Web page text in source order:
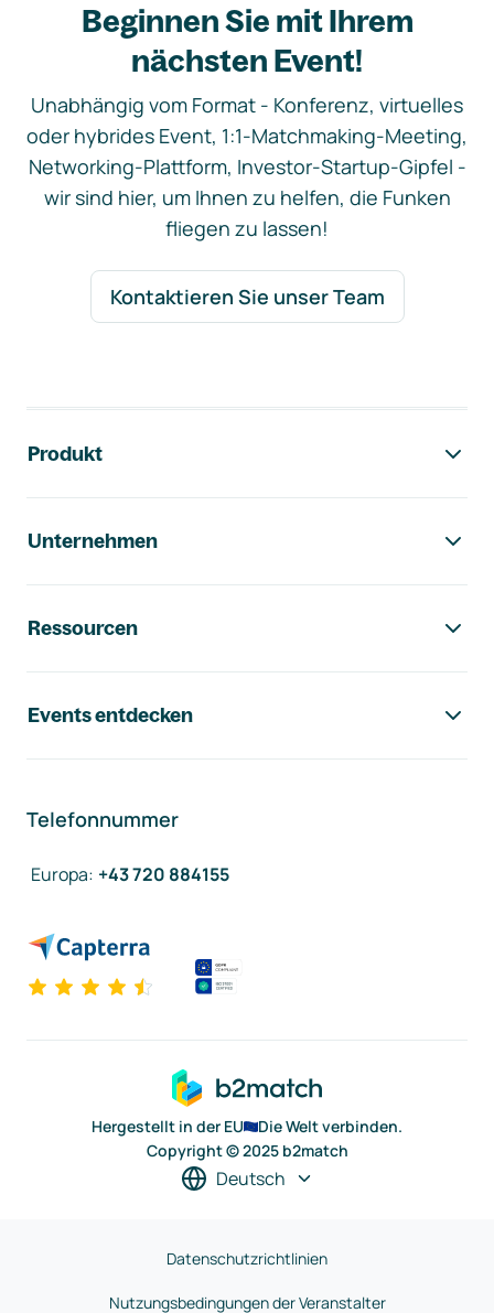
Beginnen Sie mit Ihrem
nächsten Event!
Unabhängig vom Format - Konferenz, virtuelles
oder hybrides Event, 1:1-Matchmaking-Meeting,
Networking-Plattform, Investor-Startup-Gipfel -
wir sind hier, um Ihnen zu helfen, die Funken
fliegen zu lassen!
Kontaktieren Sie unser Team
Produkt
Unternehmen
Ressourcen
Events entdecken
Telefonnummer
Europa: +43 720 884155
Hergestellt in der EU
Die Welt verbinden.
Copyright © 2025 b2match
Deutsch
Datenschutzrichtlinien
Nutzungsbedingungen der Veranstalter